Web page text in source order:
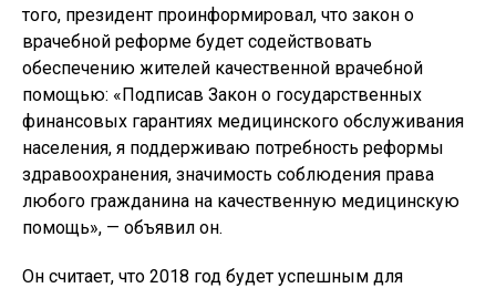
того, президент проинформировал, что закон о
врачебной реформе будет содействовать
обеспечению жителей качественной врачебной
помощью: «Подписав Закон о государственных
финансовых гарантиях медицинского обслуживания
населения, я поддерживаю потребность реформы
здравоохранения, значимость соблюдения права
любого гражданина на качественную медицинскую
помощь», — объявил он.
Он считает, что 2018 год будет успешным для